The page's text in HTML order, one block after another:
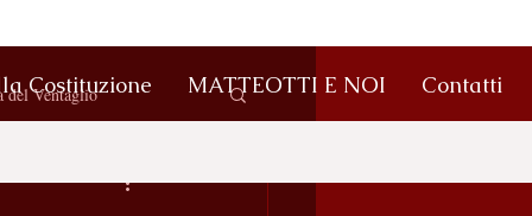
del Ventaglio
Costituzione MATTEOTTI E NOI Contatti